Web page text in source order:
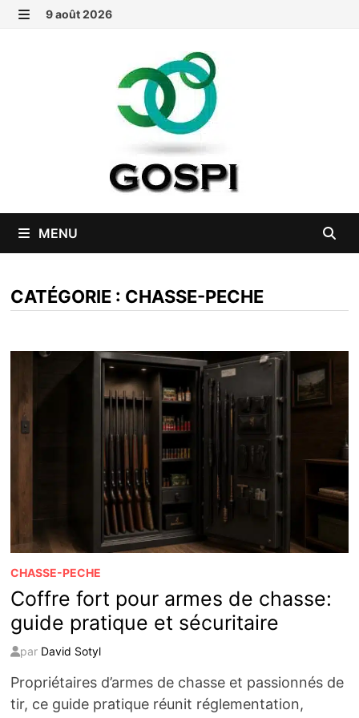
Passer
9 août 2026
MENU
CATÉGORIE : CHASSE-PECHE
CHASSE-PECHE
Coffre fort pour armes de chasse:
guide pratique et sécuritaire
par David Sotyl
Propriétaires d’armes de chasse et passionnés de
tir, ce guide pratique réunit réglementation,